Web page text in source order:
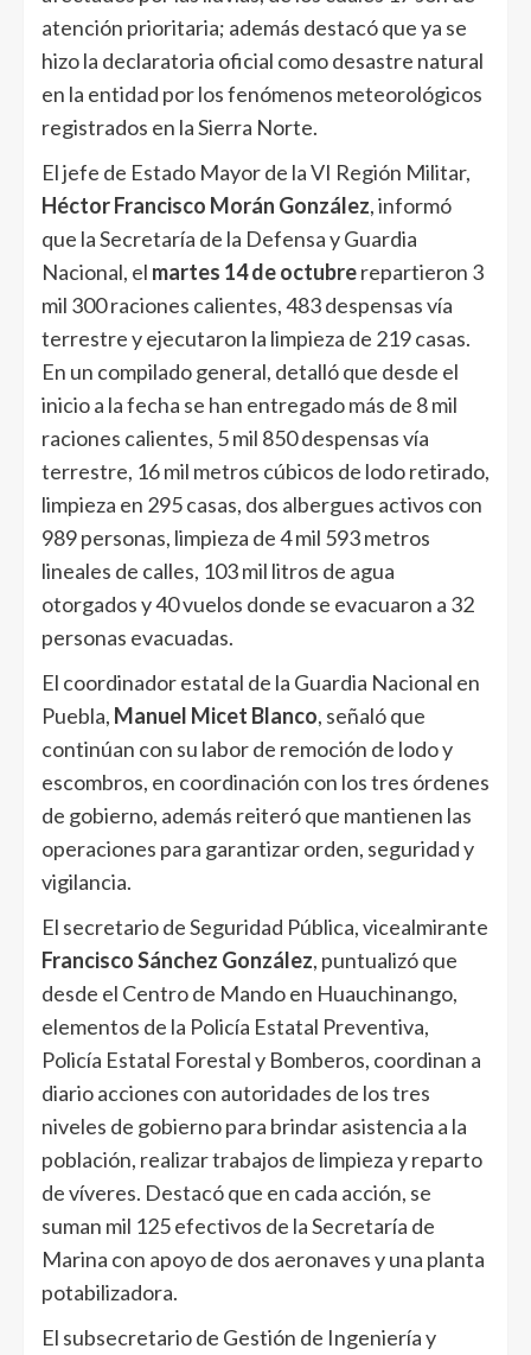
atención prioritaria; además destacó que ya se
hizo la declaratoria oficial como desastre natural
en la entidad por los fenómenos meteorológicos
registrados en la Sierra Norte.
El jefe de Estado Mayor de la VI Región Militar,
Héctor Francisco Morán González, informó
que la Secretaría de la Defensa y Guardia
Nacional, el martes 14 de octubrerepartieron 3
mil 300 raciones calientes, 483 despensas vía
terrestre y ejecutaron la limpieza de 219 casas.
En un compilado general, detalló que desde el
inicio a la fecha se han entregado más de 8 mil
raciones calientes, 5 mil 850 despensas vía
terrestre, 16 mil metros cúbicos de lodo retirado,
limpieza en 295 casas, dos albergues activos con
989 personas, limpieza de 4 mil 593 metros
lineales de calles, 103 mil litros de agua
otorgados y 40 vuelos donde se evacuaron a 32
personas evacuadas.
El coordinador estatal de la Guardia Nacional en
Puebla, Manuel Micet Blanco, señaló que
continúan con su labor de remoción de lodo y
escombros, en coordinación con los tres órdenes
de gobierno, además reiteró que mantienen las
operaciones para garantizar orden, seguridad y
vigilancia.
El secretario de Seguridad Pública, vicealmirante
Francisco Sánchez González, puntualizó que
desde el Centro de Mando en Huauchinango,
elementos de la Policía Estatal Preventiva,
Policía Estatal Forestal y Bomberos, coordinan a
diario acciones con autoridades de los tres
niveles de gobierno para brindar asistencia a la
población, realizar trabajos de limpieza y reparto
de víveres. Destacó que en cada acción, se
suman mil 125 efectivos de la Secretaría de
Marina con apoyo de dos aeronaves y una planta
potabilizadora.
El subsecretario de Gestión de Ingeniería y